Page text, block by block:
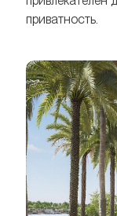
приватность.